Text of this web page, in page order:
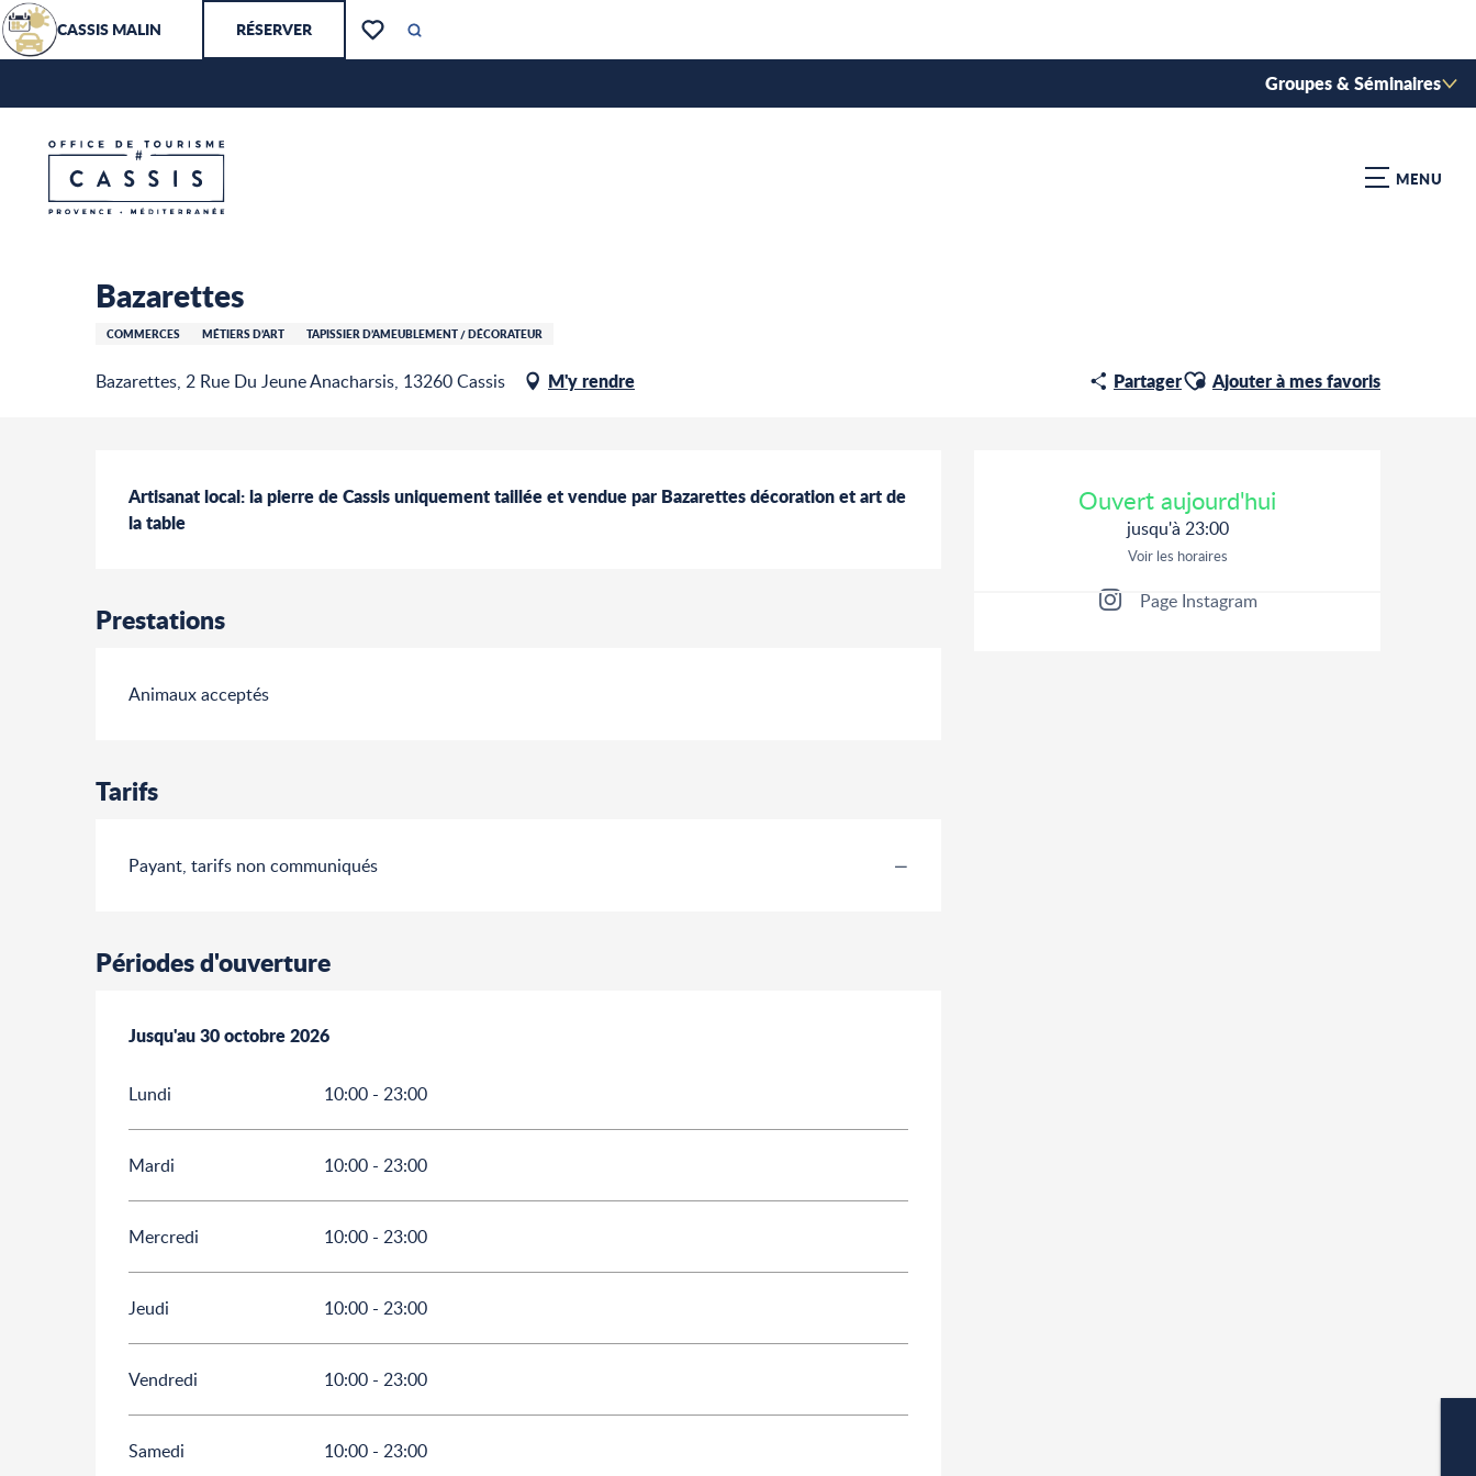
Aller
au
contenu
CASSIS MALIN RÉSERVER
Voir les favoris
Recherche
Groupes & Séminaires
MENU
Accueil – Je prépare
Bazarettes
COMMERCES MÉTIERS D’ART TAPISSIER D’AMEUBLEMENT / DÉCORATEUR
Bazarettes, 2 Rue Du Jeune Anacharsis, 13260 Cassis M'y rendre PartagerAjouter aux favoris
Ajouter à mes favoris
Ouvert aujourd'hui
jusqu'à 23:00
Voir les horaires
Page Instagram
Description
Artisanat local: la pierre de Cassis uniquement taillée et vendue par Bazarettes décoration et art de
la table
Prestations
Animaux acceptés
Tarifs
Payant, tarifs non communiqués —
Périodes d'ouverture
Du30 avril 2026au30 octobre 2026
Jusqu'au30 octobre 2026
Lundi 10:00 - 23:00
Mardi 10:00 - 23:00
Mercredi 10:00 - 23:00
Jeudi 10:00 - 23:00
Vendredi 10:00 - 23:00
Samedi 10:00 - 23:00